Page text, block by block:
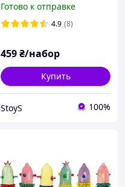
премиум качество Recare
Готово к отправке
4.9 (8)
459₴/набор
Купить
StoyS 100%